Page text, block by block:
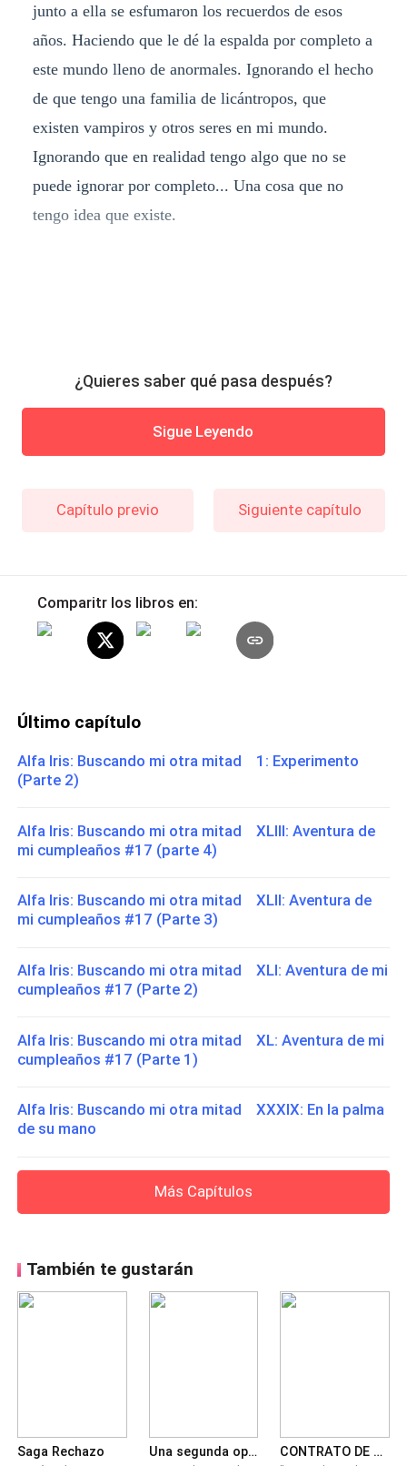
junto a ella se esfumaron los recuerdos de esos
años. Haciendo que le dé la espalda por completo a
este mundo lleno de anormales. Ignorando el hecho
de que tengo una familia de licántropos, que
existen vampiros y otros seres en mi mundo.
Ignorando que en realidad tengo algo que no se
puede ignorar por completo... Una cosa que no
tengo idea que existe.
¿Quieres saber qué pasa después?
Sigue Leyendo
Capítulo previo Siguiente capítulo
Comparitr los libros en:
Último capítulo
Alfa Iris: Buscando mi otra mitad 1: Experimento
(Parte 2)
Alfa Iris: Buscando mi otra mitad XLIII: Aventura de
mi cumpleaños #17 (parte 4)
Alfa Iris: Buscando mi otra mitad XLII: Aventura de
mi cumpleaños #17 (Parte 3)
Alfa Iris: Buscando mi otra mitad XLI: Aventura de mi
cumpleaños #17 (Parte 2)
Alfa Iris: Buscando mi otra mitad XL: Aventura de mi
cumpleaños #17 (Parte 1)
Alfa Iris: Buscando mi otra mitad XXXIX: En la palma
de su mano
Más Capítulos
También te gustarán
Saga Rechazo Una segunda oportunidad CONTRATO DE APAREAMIENTO CON EL ALFA MALDITO